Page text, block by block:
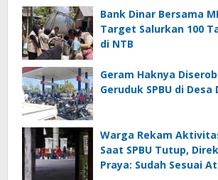
Bank Dinar Bersama
Target Salurkan 100
di NTB
Geram Haknya
Geruduk SPBU di Desa
Warga Rekam
Saat SPBU Tutup,
Praya: Sudah Sesuai